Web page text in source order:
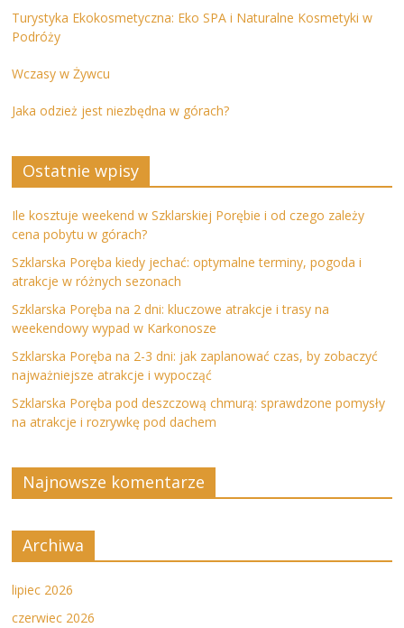
Turystyka Ekokosmetyczna: Eko SPA i Naturalne Kosmetyki w
Podróży
Wczasy w Żywcu
Jaka odzież jest niezbędna w górach?
Ostatnie wpisy
Ile kosztuje weekend w Szklarskiej Porębie i od czego zależy
cena pobytu w górach?
Szklarska Poręba kiedy jechać: optymalne terminy, pogoda i
atrakcje w różnych sezonach
Szklarska Poręba na 2 dni: kluczowe atrakcje i trasy na
weekendowy wypad w Karkonosze
Szklarska Poręba na 2-3 dni: jak zaplanować czas, by zobaczyć
najważniejsze atrakcje i wypocząć
Szklarska Poręba pod deszczową chmurą: sprawdzone pomysły
na atrakcje i rozrywkę pod dachem
Najnowsze komentarze
Archiwa
lipiec 2026
czerwiec 2026